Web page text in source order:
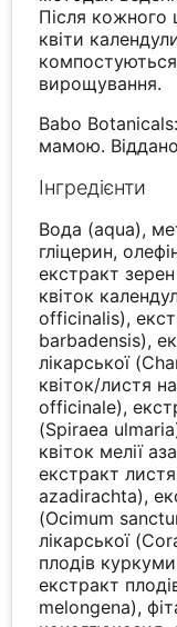
Після кожного
квіти
вирощування.
Babo
мамою.
Інгредієнти
Вода (aqua),
гліцерин,
екстракт
квіток
officinalis),
barbadensis),
лікарської
квіток/листя
officinale),
(Spiraea
квіток мелії
екстракт
azadirachta),
(Ocimum
лікарської
плодів
екстракт
melongena),